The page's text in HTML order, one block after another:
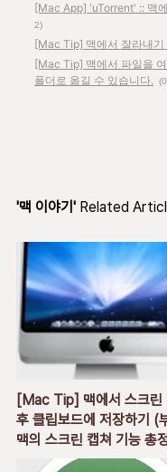
[Mac App] 'uTorrent' :: 맥
2)
[Mac Tip] 맥에서 잘라내기
[Mac Tip] 맥에서 파일을
폴더로 옮길 수 있습니다.
'맥 이야기' Related
[Mac Tip] 맥에서 스크린
후 클립보드에 저장하기 (
맥의 스크린 캡쳐 기능 총